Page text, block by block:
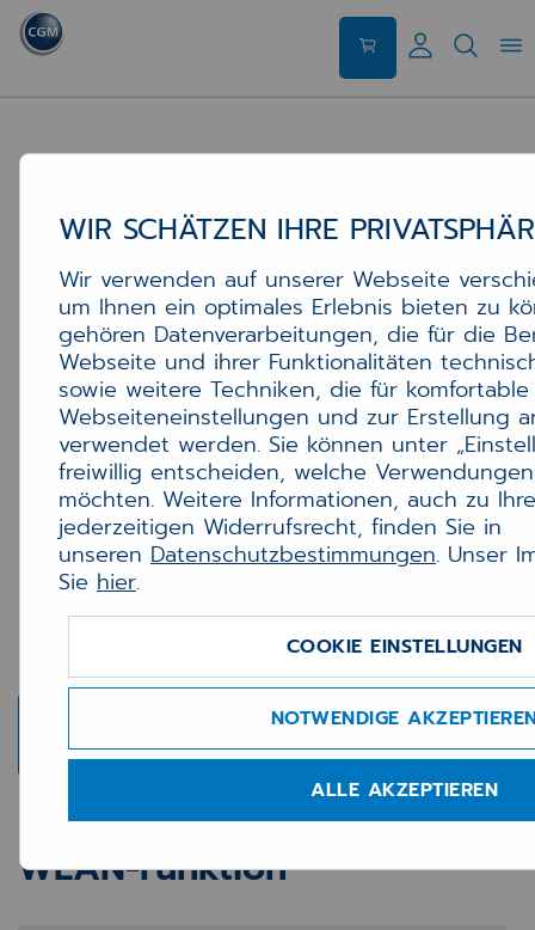
CGM FIREWALL L inkl.
WLAN-Funktion
WIR SCHÄTZEN IHRE
Wir verwenden auf unserer Webseite
um Ihnen ein optimales Erlebnis bieten zu
gehören Datenverarbeitungen, die für die
Webseite und ihrer Funktionalitäten
sowie weitere Techniken, die für komfortable
Webseiteneinstellungen und zur Erstellung
verwendet werden. Sie können unter
freiwillig entscheiden, welche
möchten. Weitere Informationen, auch zu
jederzeitigen Widerrufsrecht, finden Sie in
unseren Datenschutzbestimmungen. Unser
Sie hier.
COOKIE EINSTELLUNGEN
NOTWENDIGE
ALLE AKZEPTIEREN